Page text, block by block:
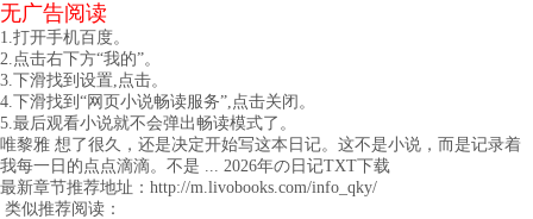
无广告阅读
1.打开手机百度。
2.点击右下方“我的”。
3.下滑找到设置,点击。
4.下滑找到“网页小说畅读服务”,点击关闭。
5.最后观看小说就不会弹出畅读模式了。
唯黎雅 想了很久，还是决定开始写这本日记。这不是小说，而是记录着
我每一日的点点滴滴。不是 ... 2026年の日记TXT下载
最新章节推荐地址：http://m.livobooks.com/info_qky/
类似推荐阅读：